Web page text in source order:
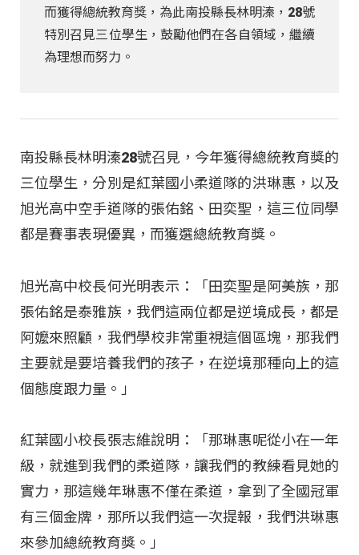
而獲得總統教育獎，為此南投縣長林明溱，28號
特別召見三位學生，鼓勵他們在各自領域，繼續
為理想而努力。
南投縣長林明溱28號召見，今年獲得總統教育獎的
三位學生，分別是紅葉國小柔道隊的洪琳惠，以及
旭光高中空手道隊的張佑銘、田奕聖，這三位同學
都是賽事表現優異，而獲選總統教育獎。
旭光高中校長何光明表示：「田奕聖是阿美族，那
張佑銘是泰雅族，我們這兩位都是逆境成長，都是
阿嬤來照顧，我們學校非常重視這個區塊，那我們
主要就是要培養我們的孩子，在逆境那種向上的這
個態度跟力量。」
紅葉國小校長張志維說明：「那琳惠呢從小在一年
級，就進到我們的柔道隊，讓我們的教練看見她的
實力，那這幾年琳惠不僅在柔道，拿到了全國冠軍
有三個金牌，那所以我們這一次提報，我們洪琳惠
來參加總統教育獎。」